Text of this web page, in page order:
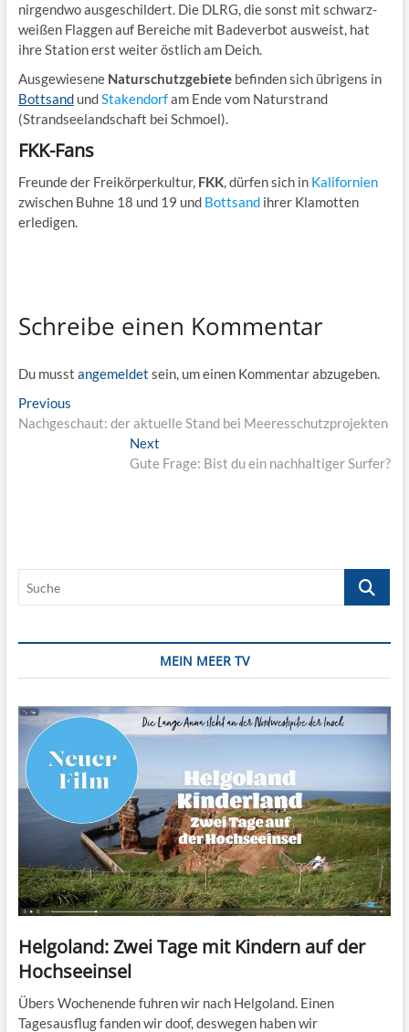
nirgendwo ausgeschildert. Die DLRG, die sonst mit schwarz-
weißen Flaggen auf Bereiche mit Badeverbot ausweist, hat
ihre Station erst weiter östlich am Deich.
Ausgewiesene Naturschutzgebietebefinden sich übrigens in
BottsandundStakendorfam Ende vom Naturstrand
(Strandseelandschaft bei Schmoel).
FKK-Fans
Freunde der Freikörperkultur, FKK, dürfen sich in Kalifornien
zwischen Buhne 18 und 19 und Bottsandihrer Klamotten
erledigen.
Schreibe einen Kommentar
Du musst angemeldet sein, um einen Kommentar abzugeben.
Beitragsnavigation
PreviousPrevious
post:
Nachgeschaut: der aktuelle Stand bei Meeresschutzprojekten
Next
post:
Gute Frage: Bist du ein nachhaltiger Surfer?
Suche
MEIN MEER TV
Helgoland: Zwei Tage mit Kindern auf der
Hochseeinsel
Übers Wochenende fuhren wir nach Helgoland. Einen
Tagesausflug fanden wir doof, deswegen haben wir